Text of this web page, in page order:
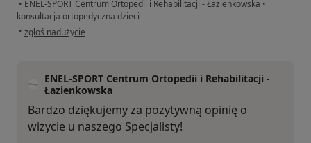
• ENEL-SPORT Centrum Ortopedii i Rehabilitacji - Łazienkowska •
konsultacja ortopedyczna dzieci
• w opinii użytkownika Anna Dyczkowska
zgłoś nadużycie
ENEL-SPORT Centrum Ortopedii i Rehabilitacji -
Łazienkowska
Bardzo dziękujemy za pozytywną opinię o
wizycie u naszego Specjalisty!